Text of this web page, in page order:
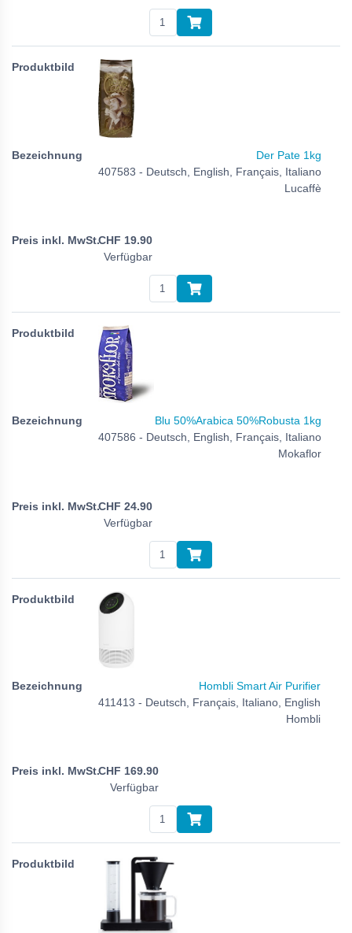
Der Pate 1kg
407583 - Deutsch, English, Français, Italiano
Lucaffè
CHF 19.90
Verfügbar
Blu 50%Arabica 50%Robusta 1kg
407586 - Deutsch, English, Français, Italiano
Mokaflor
CHF 24.90
Verfügbar
Hombli Smart Air Purifier
411413 - Deutsch, Français, Italiano, English
Hombli
CHF 169.90
Verfügbar